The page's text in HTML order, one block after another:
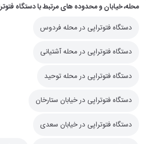
محله، خیابان و محدوده های مرتبط با دستگاه
دستگاه فتوتراپی در محله فردوس
دستگاه فتوتراپی در محله آشتیانی
دستگاه فتوتراپی در محله توحید
دستگاه فتوتراپی در خیابان ستارخان
دستگاه فتوتراپی در خیابان سعدی